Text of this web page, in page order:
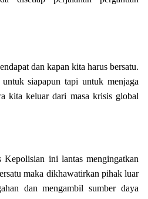
dan kapan kita harus bersatu.
siapapun tapi untuk menjaga
kita keluar dari masa krisis global
ini lantas mengingatkan
maka dikhawatirkan pihak luar
dan mengambil sumber daya